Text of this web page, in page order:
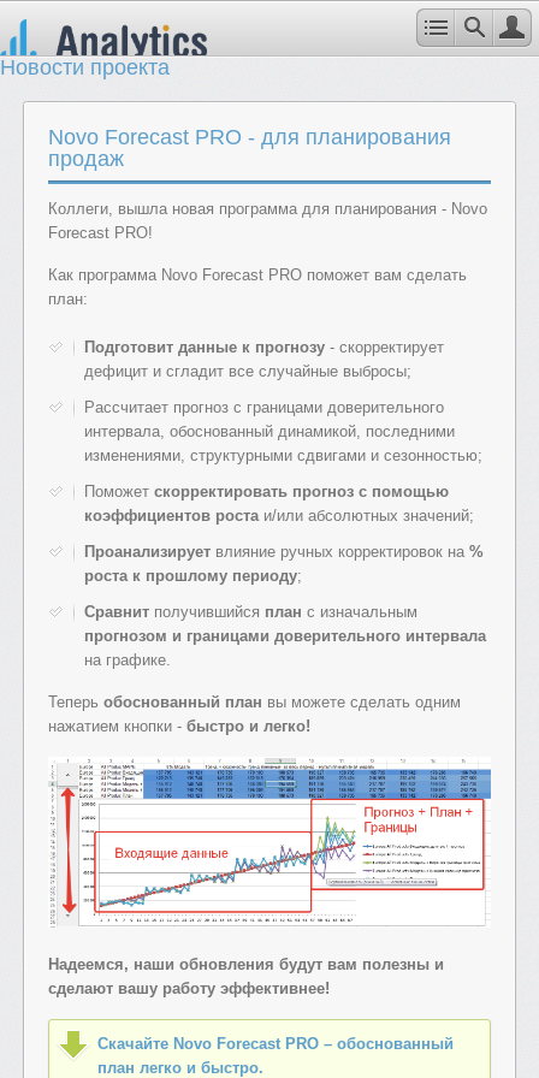
Новости проекта
Novo Forecast PRO - для планирования
продаж
Коллеги, вышла новая программа для планирования - Novo
Forecast PRO!
Как программа Novo Forecast PRO поможет вам сделать
план:
Подготовит данные к прогнозу - скорректирует
дефицит и сгладит все случайные выбросы;
Рассчитает прогноз с границами доверительного
интервала, обоснованный динамикой, последними
изменениями, структурными сдвигами и сезонностью;
Поможет скорректировать прогноз с помощью
коэффициентов ростаи/или абсолютных значений;
Проанализирует влияние ручных корректировок на %
роста к прошлому периоду;
Сравнит получившийся план с изначальным
прогнозом и границами доверительного интервала
на графике.
Теперь обоснованный план вы можете сделать одним
нажатием кнопки - быстро и легко!
Надеемся, наши обновления будут вам полезны и
сделают вашу работу эффективнее!
Скачайте Novo Forecast PRO – обоснованный
план легко и быстро.